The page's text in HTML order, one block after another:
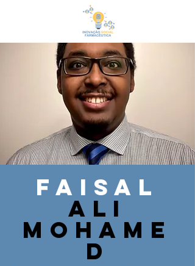
faisal
Ali
Mohame
d